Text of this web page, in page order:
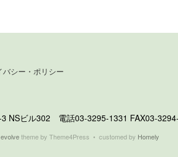
バシー・ポリシー
NSビル302 電話03-3295-1331 FAX03-
evolvetheme by Theme4Press • customed by Homely